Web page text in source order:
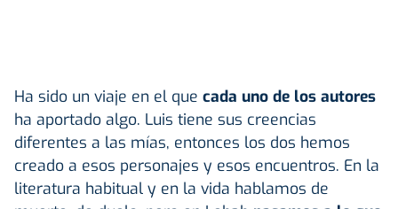
Ha sido un viaje en el que cada uno de los autores
ha aportado algo. Luis tiene sus creencias
diferentes a las mías, entonces los dos hemos
creado a esos personajes y esos encuentros. En la
literatura habitual y en la vida hablamos de